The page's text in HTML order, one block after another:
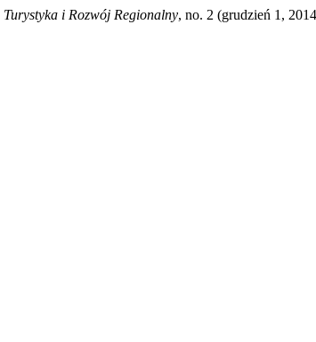
Turystyka i Rozwój Regionalny, no. 2 (grudzień 1,